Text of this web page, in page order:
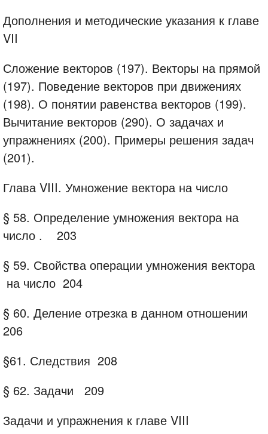
Дополнения и методические указания к главе
VII
Сложение векторов (197). Векторы на прямой
(197). Поведение векторов при движениях
(198). О понятии равенства векторов (199).
Вычитание векторов (290). О задачах и
упражнениях (200). Примеры решения задач
(201).
Глава VIII. Умножение вектора на число
§ 58. Определение умножения вектора на
число .
203
§ 59. Свойства операции умножения вектора
на число 204
§ 60. Деление отрезка в данном отношении
206
§61. Следствия 208
§ 62. Задачи
209
Задачи и упражнения к главе VIII